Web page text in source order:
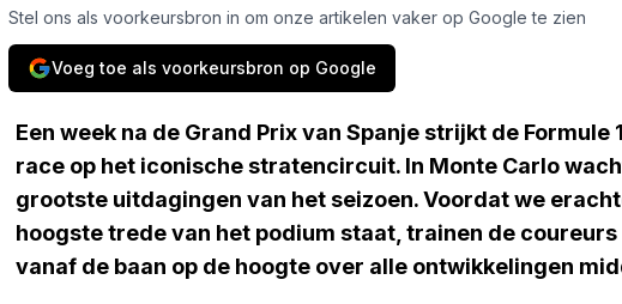
Stel ons als voorkeursbron in om onze artikelen vaker op Google te zien
Voeg toe als voorkeursbron op Google
Een week na de Grand Prix van Spanje strijkt de
race op het iconische stratencircuit. In Monte Carlo
grootste uitdagingen van het seizoen. Voordat we
hoogste trede van het podium staat, trainen de coureurs
vanaf de baan op de hoogte over alle ontwikkelingen